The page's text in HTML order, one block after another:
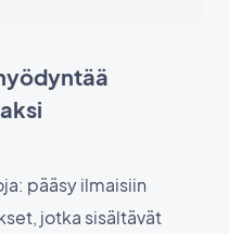
pääsy ilmaisiin
jotka sisältävät